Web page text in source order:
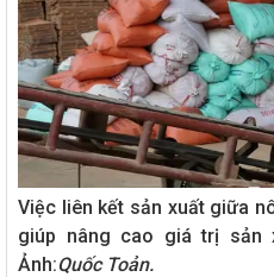
Việc liên kết sản xuất giữa
giúp nâng cao giá trị sản
Ảnh:Quốc Toản.